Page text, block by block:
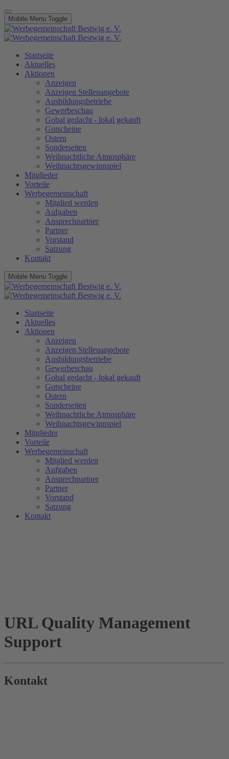
Mobile Menu Toggle
Startseite
Aktuelles
Aktionen
Anzeigen
Anzeigen Stellenangebote
Ausbildungsbetriebe
Gewerbeschau
Gobal gedacht - lokal gekauft
Gutscheine
Ostern
Sonderseiten
Weihnachtliche Atmosphäre
Weihnachtsgewinnspiel
Mitglieder
Vorteile
Werbegemeinschaft
Mitglied werden
Aufgaben
Ansprechpartner
Partner
Vorstand
Satzung
Kontakt
Mobile Menu Toggle
Startseite
Aktuelles
Aktionen
Anzeigen
Anzeigen Stellenangebote
Ausbildungsbetriebe
Gewerbeschau
Gobal gedacht - lokal gekauft
Gutscheine
Ostern
Sonderseiten
Weihnachtliche Atmosphäre
Weihnachtsgewinnspiel
Mitglieder
Vorteile
Werbegemeinschaft
Mitglied werden
Aufgaben
Ansprechpartner
Partner
Vorstand
Satzung
Kontakt
URL Quality Management
Support
Kontakt